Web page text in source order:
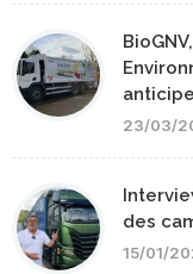
23/03/
des
15/01/